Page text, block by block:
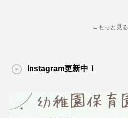
→もっと見る
Instagram更新中！